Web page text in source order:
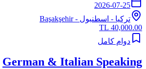
2026-07-25
تركيا - اسطنبول - Başakşehir
40,000.00 TL
دوام كامل
German & Italian Speaking